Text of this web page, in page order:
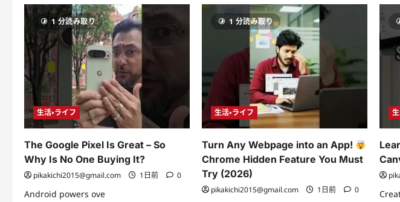
Sending
Your
App
&
Browsing
History
to
Microsoft
#Shorts
に
つ
い
て
さ
ら
読
む
Livre
e
mais
no
Windows
11
に
つ
い
て
さ
ら
に
読
む
1 分読み取り
生活・ライフ
The Google Pixel Is Great – So
Why Is No One Buying It?
pikakichi2015@gmail.com 1日前 0
Android powers ove
1 分読み取り
生活・ライフ
Turn Any Webpage into an App!
Chrome Hidden Feature You Must
Try (2026)
pikakichi2015@gmail.com 1日前 0